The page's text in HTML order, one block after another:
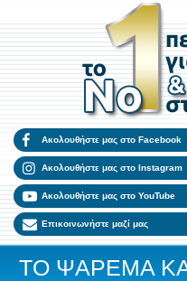
Ακολουθήστε μας στο Facebook
Ακολουθήστε μας στο Instagram
Ακολουθήστε μας στο YouTube
Επικοινωνήστε μαζί μας
ΤΟ ΨΑΡΕΜΑ